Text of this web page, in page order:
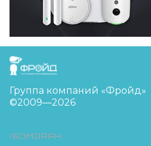
FreudGroup
Группа компаний «Фройд»
©2009—2026
ISOMORPH